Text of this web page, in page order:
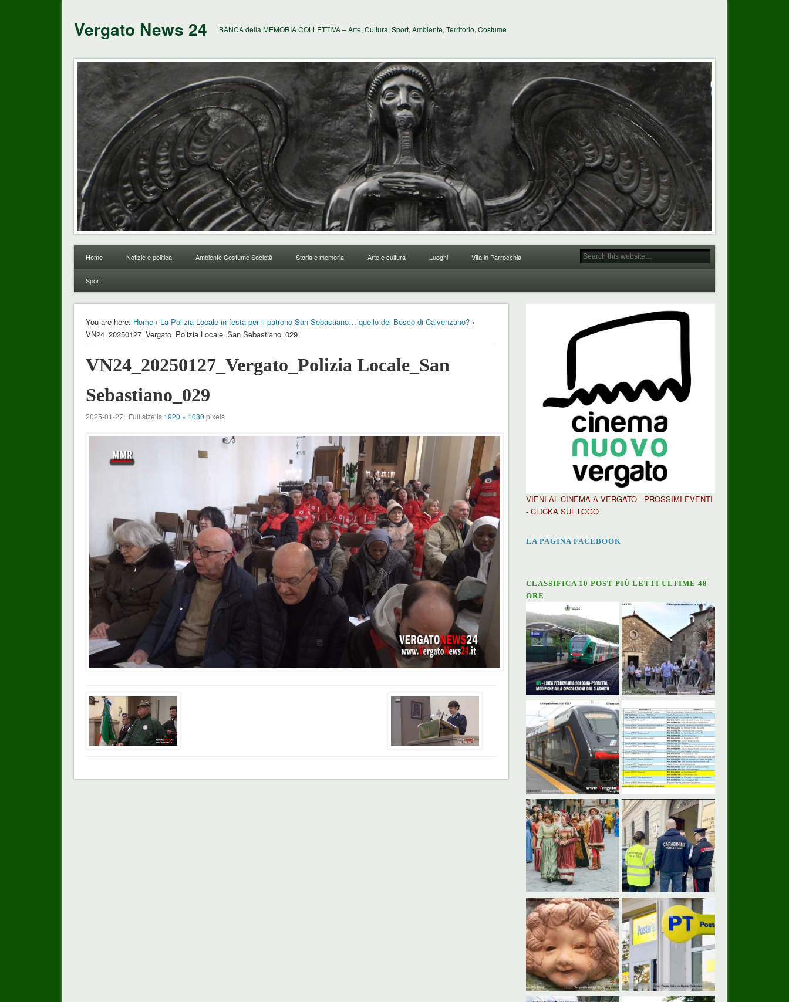
Vergato News 24 BANCA della MEMORIA COLLETTIVA – Arte, Cultura, Sport, Ambiente, Territorio, Costume
Home Notizie e politica Ambiente Costume Società Storia e memoria Arte e cultura Luoghi Vita in Parrocchia
Sport
You are here: Home› La Polizia Locale in festa per il patrono San Sebastiano… quello del Bosco di Calvenzano?›
VN24_20250127_Vergato_Polizia Locale_San Sebastiano_029
VN24_20250127_Vergato_Polizia Locale_San
Sebastiano_029
2025-01-27 | Full size is 1920 × 1080 pixels
VIENI AL CINEMA A VERGATO - PROSSIMI EVENTI
- CLICKA SUL LOGO
LA PAGINA FACEBOOK
CLASSIFICA 10 POST PIÙ LETTI ULTIME 48
ORE